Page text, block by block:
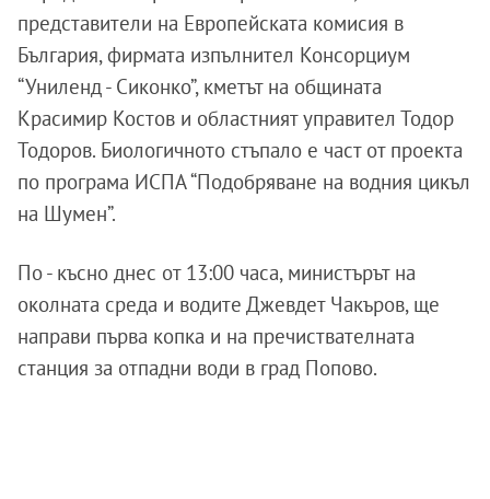
представители на Европейската комисия в
България, фирмата изпълнител Консорциум
“Униленд - Сиконко”, кметът на общината
Красимир Костов и областният управител Тодор
Тодоров. Биологичното стъпало е част от проекта
по програма ИСПА “Подобряване на водния цикъл
на Шумен”.
По - късно днес от 13:00 часа, министърът на
околната среда и водите Джевдет Чакъров, ще
направи първа копка и на пречиствателната
станция за отпадни води в град Попово.